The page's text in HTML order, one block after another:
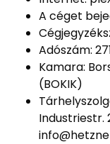
A céget
Adószám:
Kamara:
(BOKIK)
Industriestr.